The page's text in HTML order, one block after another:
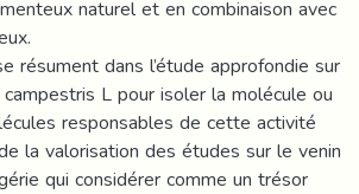
naturel et en combinaison avec
résument dans l’étude approfondie sur
L pour isoler la molécule ou
responsables de cette activité
la valorisation des études sur le venin
qui considérer comme un trésor